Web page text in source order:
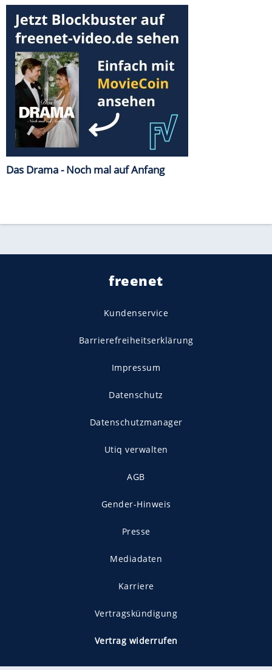
Das Drama - Noch mal auf Anfang
freenet
Kundenservice
Barrierefreiheitserklärung
Impressum
Datenschutz
Datenschutzmanager
Utiq verwalten
AGB
Gender-Hinweis
Presse
Mediadaten
Karriere
Vertragskündigung
Vertrag widerrufen